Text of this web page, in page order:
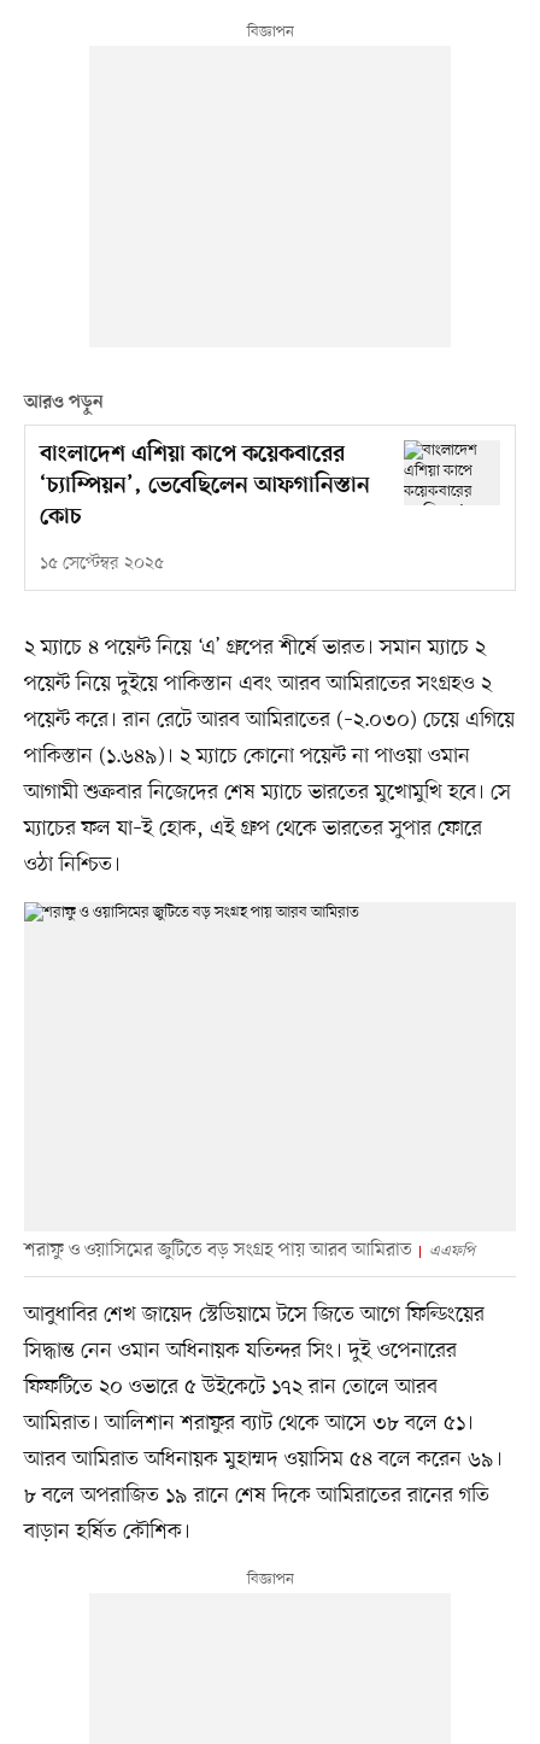
আরও পড়ুন
বাংলাদেশ এশিয়া কাপে কয়েকবারের
‘চ্যাম্পিয়ন’, ভেবেছিলেন আফগানিস্তান
কোচ
১৫ সেপ্টেম্বর ২০২৫
২ ম্যাচে ৪ পয়েন্ট নিয়ে ‘এ’ গ্রুপের শীর্ষে ভারত। সমান ম্যাচে ২
পয়েন্ট নিয়ে দুইয়ে পাকিস্তান এবং আরব আমিরাতের সংগ্রহও ২
পয়েন্ট করে। রান রেটে আরব আমিরাতের (–২.০৩০) চেয়ে এগিয়ে
পাকিস্তান (১.৬৪৯)। ২ ম্যাচে কোনো পয়েন্ট না পাওয়া ওমান
আগামী শুক্রবার নিজেদের শেষ ম্যাচে ভারতের মুখোমুখি হবে। সে
ম্যাচের ফল যা–ই হোক, এই গ্রুপ থেকে ভারতের সুপার ফোরে
ওঠা নিশ্চিত।
শরাফু ও ওয়াসিমের জুটিতে বড় সংগ্রহ পায় আরব আমিরাত এএফপি
আবুধাবির শেখ জায়েদ স্টেডিয়ামে টসে জিতে আগে ফিল্ডিংয়ের
সিদ্ধান্ত নেন ওমান অধিনায়ক যতিন্দর সিং। দুই ওপেনারের
ফিফটিতে ২০ ওভারে ৫ উইকেটে ১৭২ রান তোলে আরব
আমিরাত। আলিশান শরাফুর ব্যাট থেকে আসে ৩৮ বলে ৫১।
আরব আমিরাত অধিনায়ক মুহাম্মদ ওয়াসিম ৫৪ বলে করেন ৬৯।
৮ বলে অপরাজিত ১৯ রানে শেষ দিকে আমিরাতের রানের গতি
বাড়ান হর্ষিত কৌশিক।